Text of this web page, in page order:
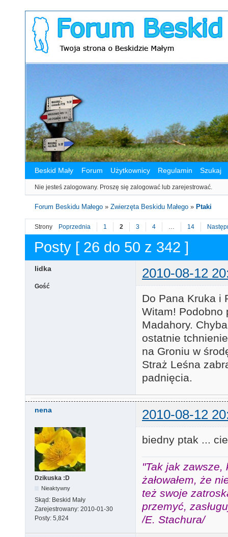
Beskid Mały Forum Użytkownicy Regulamin Szukaj
Nie jesteś zalogowany. Proszę się zalogować lub zarejestrować.
Forum Beskidu Małego »Zwierzęta Beskidu Małego » Ptaki
Strony Poprzednia 1 2 3 4 14
Posty [ 26 do 50 z 342 ]
lidka 2010-08-12
Gość
Do Pana Kruka i
Witam! Podobno
Madahory.
ostatnie
na Groniu w
Straż Leśna
padnięcia.
nena 2010-08-12
Dzikuska :D
Nieaktywny
Skąd: Beskid Mały
Zarejestrowany: 2010-01-30
Posty: 5,824
biedny ptak ...
"Tak jak zawsze,
żałowałem, że
też swoje
przemyć,
/E. Stachura/